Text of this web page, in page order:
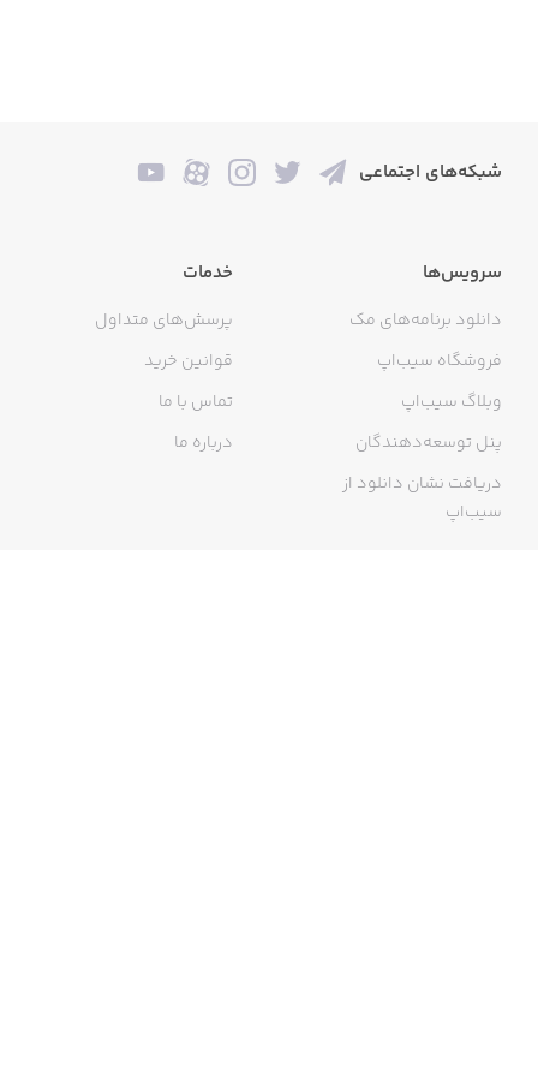
شبکه‌های اجتماعی
سرویس‌ها
دانلود برنامه‌های مک
فروشگاه سیب‌اپ
وبلاگ سیب‌اپ
پنل توسعه‌دهندگان
دریافت نشان دانلود از
سیب‌اپ
خدمات
پرسش‌های متداول
قوانین خرید
تماس با ما
درباره ما